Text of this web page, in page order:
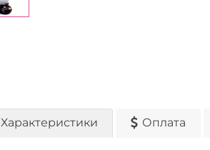
Характеристики Оплата